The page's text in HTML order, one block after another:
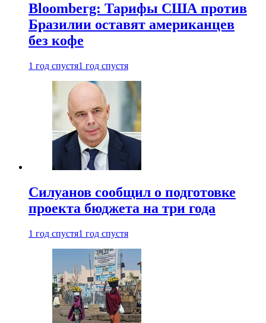
Bloomberg: Тарифы США против
Бразилии оставят американцев
без кофе
1 год спустя1 год спустя
Силуанов сообщил о подготовке
проекта бюджета на три года
1 год спустя1 год спустя